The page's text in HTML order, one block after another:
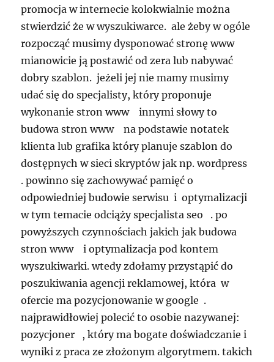
promocja w internecie kolokwialnie można
stwierdzić że w wyszukiwarce. ale żeby w ogóle
rozpocząć musimy dysponować stronę www
mianowicie ją postawić od zera lub nabywać
dobry szablon. jeżeli jej nie mamy musimy
udać się do specjalisty, który proponuje
wykonanie stron www innymi słowy to
budowa stron www na podstawie notatek
klienta lub grafika który planuje szablon do
dostępnych w sieci skryptów jak np. wordpress
. powinno się zachowywać pamięć o
odpowiedniej budowie serwisu i optymalizacji
w tym temacie odciąży specjalista seo . po
powyższych czynnościach jakich jak budowa
stron www i optymalizacja pod kontem
wyszukiwarki. wtedy zdołamy przystąpić do
poszukiwania agencji reklamowej, która w
ofercie ma pozycjonowanie w google .
najprawidłowiej polecić to osobie nazywanej:
pozycjoner , który ma bogate doświadczanie i
wyniki z praca ze złożonym algorytmem. takich